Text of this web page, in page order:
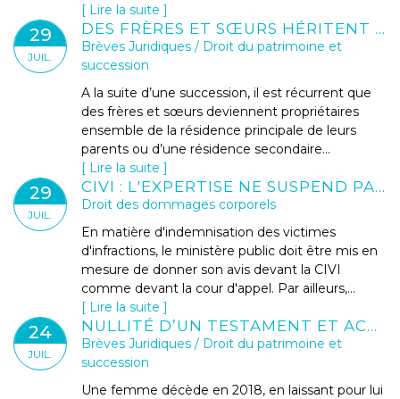
Lire la suite
DES FRÈRES ET SŒURS HÉRITENT D'UNE MAISON DE VACANCES : QUELLES SOLUTIONS POUR ÉVITER LES BLOCAGES ?
29
JUIL.
Brèves Juridiques / Droit du patrimoine et
succession
A la suite d’une succession, il est récurrent que
des frères et sœurs deviennent propriétaires
ensemble de la résidence principale de leurs
parents ou d’une résidence secondaire...
Lire la suite
CIVI : L'EXPERTISE NE SUSPEND PAS LE DÉLAI DE PÉREMPTION
29
JUIL.
Droit des dommages corporels
En matière d'indemnisation des victimes
d'infractions, le ministère public doit être mis en
mesure de donner son avis devant la CIVI
comme devant la cour d'appel. Par ailleurs,...
Lire la suite
NULLITÉ D’UN TESTAMENT ET ACTION EN PARTAGE : L’ARTICLE 1360 DU CPC NE S’APPLIQUE PAS À LA CONTESTATION DU TESTAMENT
24
JUIL.
Brèves Juridiques / Droit du patrimoine et
succession
Une femme décède en 2018, en laissant pour lui